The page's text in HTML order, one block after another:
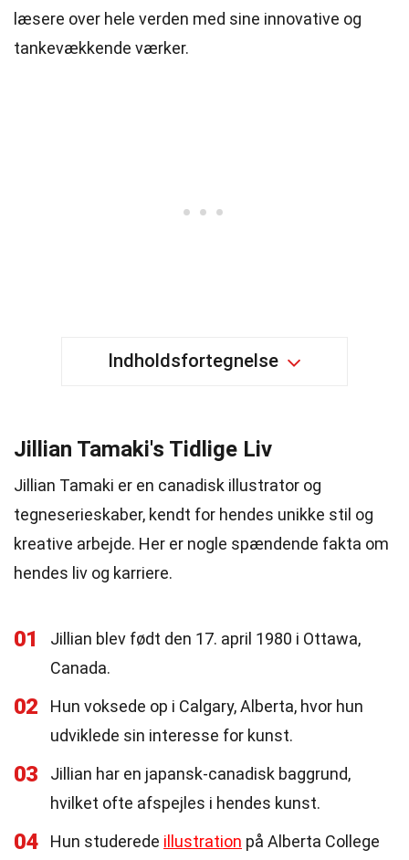
læsere over hele verden med sine innovative og
tankevækkende værker.
Indholdsfortegnelse
Jillian Tamaki's Tidlige Liv
Jillian Tamaki er en canadisk illustrator og
tegneserieskaber, kendt for hendes unikke stil og
kreative arbejde. Her er nogle spændende fakta om
hendes liv og karriere.
01
Jillian blev født den 17. april 1980 i Ottawa,
Canada.
02
Hun voksede op i Calgary, Alberta, hvor hun
udviklede sin interesse for kunst.
03
Jillian har en japansk-canadisk baggrund,
hvilket ofte afspejles i hendes kunst.
04 Hun studerede illustration på Alberta College